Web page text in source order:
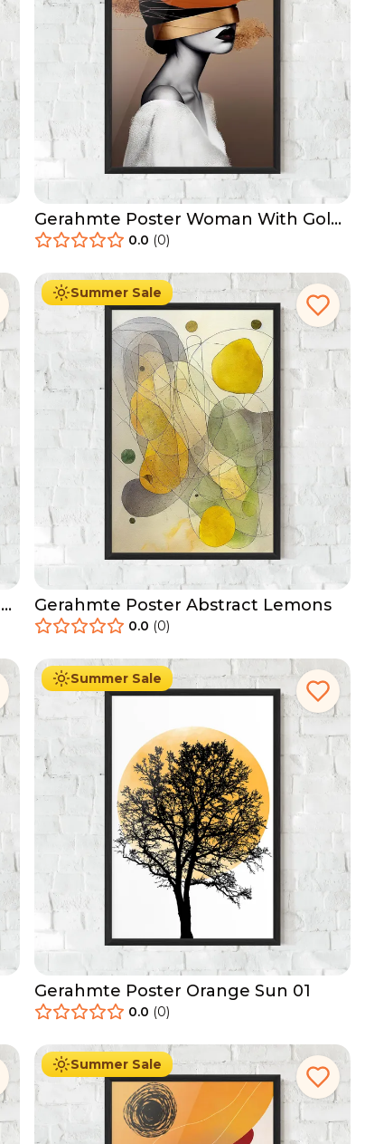
Gerahmte Poster Woman With Gold
Lines
0.0 (0)
Summer Sale
Ab 49.90 € 29.90
Gerahmte Poster Abstract Lemons
0.0 (0)
Summer Sale
Ab 49.90 € 29.90
Gerahmte Poster Orange Sun 01
0.0 (0)
Summer Sale
Ab 49.90 € 29.90